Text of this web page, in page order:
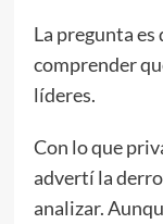
La pregunta
comprender
líderes.
Con lo que
advertí la
analizar.